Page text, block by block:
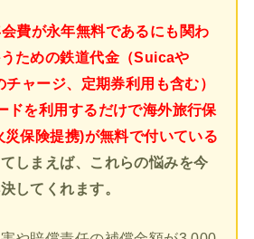
費が永年無料であるにも関わ
ための鉄道代金（Suicaや
ャージ、定期券利用も含む）
ドを利用するだけで海外旅行保
災保険提携)が無料で付いている
しまえば、これらの悩みを今
してくれます。